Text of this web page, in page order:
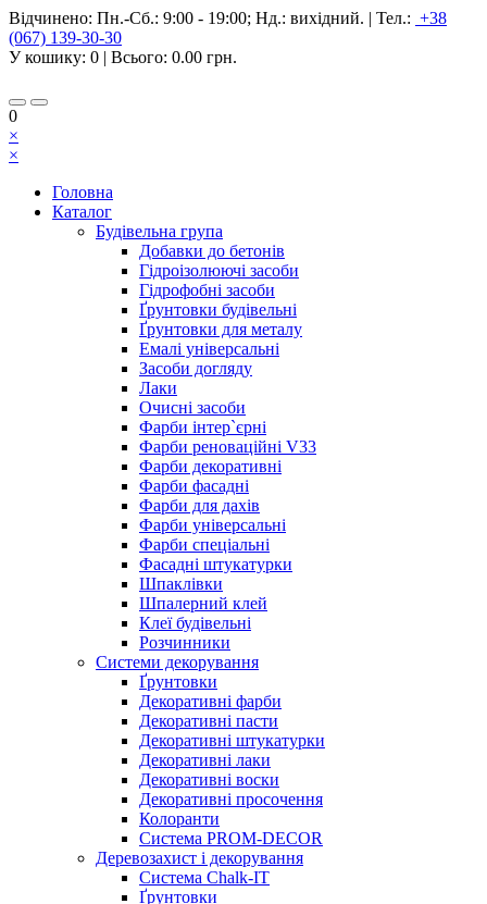
Відчинено: Пн.-Сб.: 9:00 - 19:00; Нд.: вихідний. | Тел.: +38
(067) 139-30-30
У кошику: 0 | Всього: 0.00 грн.
0
×
×
Головна
Каталог
Будівельна група
Добавки до бетонів
Гідроізолюючі засоби
Гідрофобні засоби
Ґрунтовки будівельні
Ґрунтовки для металу
Емалі універсальні
Засоби догляду
Лаки
Очисні засоби
Фарби інтер`єрні
Фарби реноваційні V33
Фарби декоративні
Фарби фасадні
Фарби для дахів
Фарби універсальні
Фарби спеціальні
Фасадні штукатурки
Шпаклівки
Шпалерний клей
Клеї будівельні
Розчинники
Системи декорування
Ґрунтовки
Декоративні фарби
Декоративні пасти
Декоративні штукатурки
Декоративні лаки
Декоративні воски
Декоративні просочення
Колоранти
Система PROM-DECOR
Деревозахист і декорування
Система Chalk-IT
Ґрунтовки